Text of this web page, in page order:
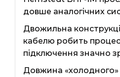
довше аналогічних
Двожильна
кабелю робить
підключення значно
Довжина